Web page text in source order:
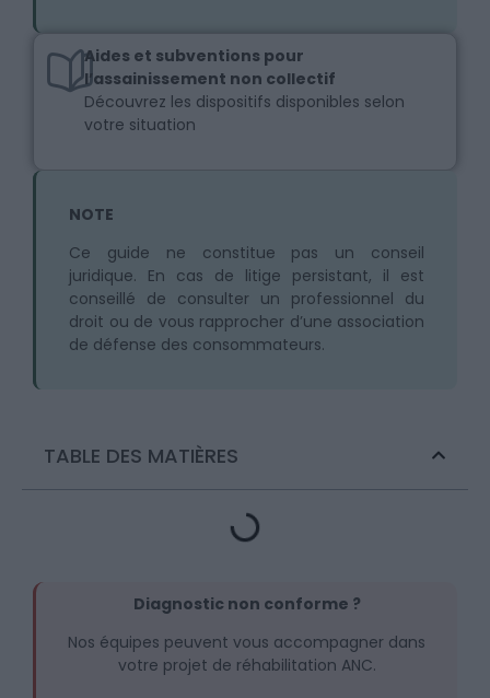
Aides et subventions pour
l’assainissement non collectif
Découvrez les dispositifs disponibles selon
votre situation
NOTE
Ce guide ne constitue pas un conseil
juridique. En cas de litige persistant, il est
conseillé de consulter un professionnel du
droit ou de vous rapprocher d’une association
de défense des consommateurs.
TABLE DES MATIÈRES
Diagnostic non conforme ?
Nos équipes peuvent vous accompagner dans
votre projet de réhabilitation ANC.